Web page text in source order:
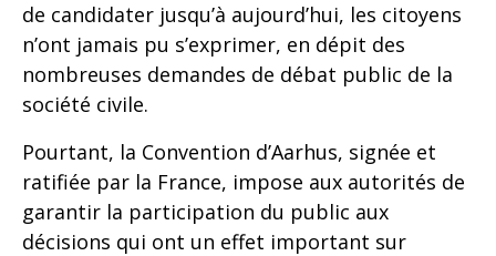
de candidater jusqu’à aujourd’hui, les citoyens
n’ont jamais pu s’exprimer, en dépit des
nombreuses demandes de débat public de la
société civile.
Pourtant, la Convention d’Aarhus, signée et
ratifiée par la France, impose aux autorités de
garantir la participation du public aux
décisions qui ont un effet important sur